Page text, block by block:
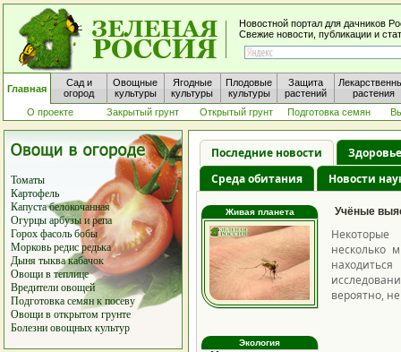
Новостной портал для дачников
Свежие новости, публикации и
Главная
Сад и
огород
Овощные
культуры
Ягодные
культуры
Плодовые
культуры
Защита
растений
растения
О проекте
Закрытый грунт Открытый грунт Подготовка семян
Томаты
Картофель
Капуста белокочанная
Огурцы арбузыирепа
Горох фасоль бобы
Морковьредисредька
Дынятыквакабачок
Овощи в теплице
Вредители овощей
Подготовка семян к посеву
Овощи в открытом грунте
Болезни овощных культур
Последние новости
Среда обитания
Новости
Живая планета Учёные
Некоторые
несколько
вероятно,
Экология